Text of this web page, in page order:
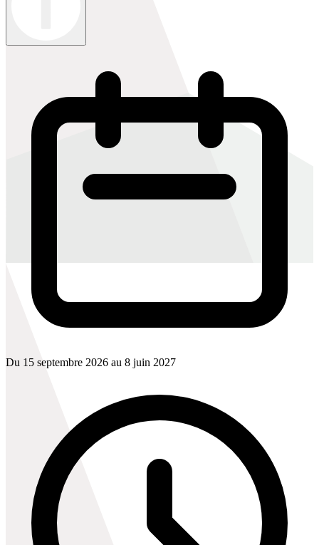
Du 15 septembre 2026 au 8 juin 2027